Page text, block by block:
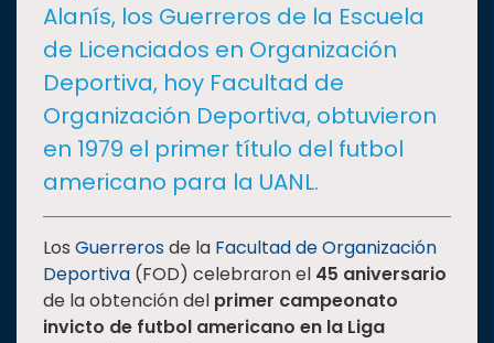
I+D+IEXPERTOS
SALUD
SUSTENTABILIDAD
TEMAS
Oferta
educativa
Alanís, los Guerreros de la Escuela
de Licenciados en Organización
Deportiva, hoy Facultad de
Organización Deportiva, obtuvieron
en 1979 el primer título del futbol
americano para la UANL.
Los Guerrerosde la Facultad de Organización
Deportiva (FOD) celebraron el 45 aniversario
de la obtención del primer campeonato
invicto de futbol americano en la Liga